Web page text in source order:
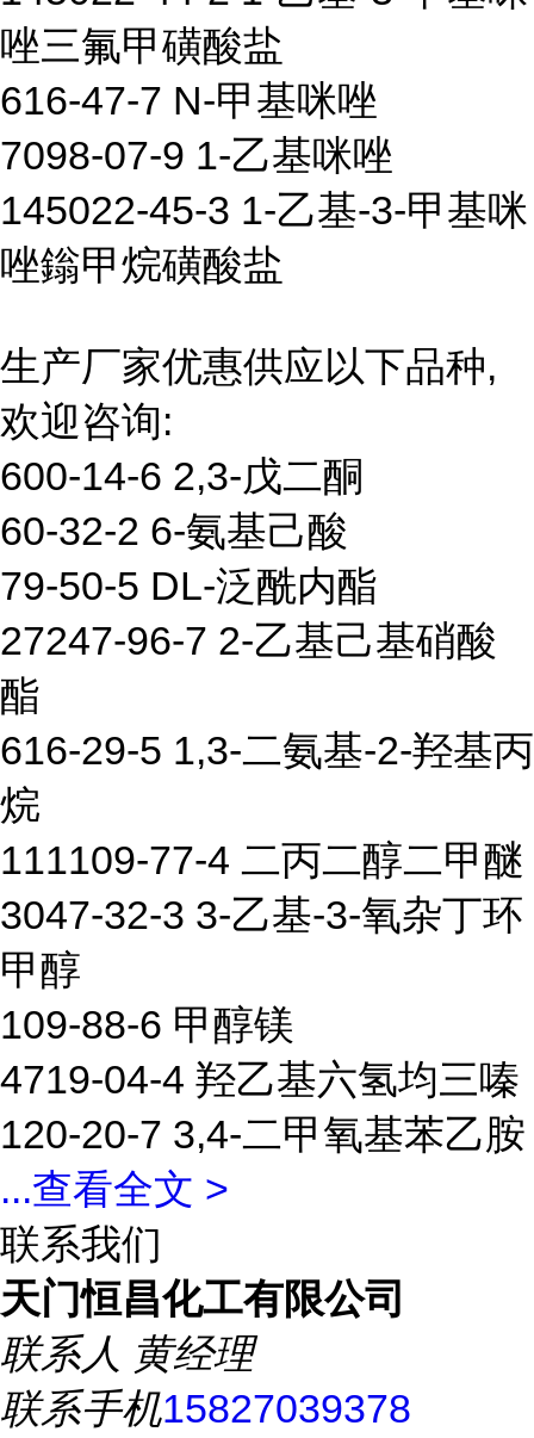
唑三氟甲磺酸盐
616-47-7 N-甲基咪唑
7098-07-9 1-乙基咪唑
145022-45-3 1-乙基-3-甲基咪
唑鎓甲烷磺酸盐
生产厂家优惠供应以下品种,
欢迎咨询:
600-14-6 2,3-戊二酮
60-32-2 6-氨基己酸
79-50-5 DL-泛酰内酯
27247-96-7 2-乙基己基硝酸
酯
616-29-5 1,3-二氨基-2-羟基丙
烷
111109-77-4 二丙二醇二甲醚
3047-32-3 3-乙基-3-氧杂丁环
甲醇
109-88-6 甲醇镁
4719-04-4 羟乙基六氢均三嗪
120-20-7 3,4-二甲氧基苯乙胺
...查看全文 >
联系我们
天门恒昌化工有限公司
联系人 黄经理
联系手机15827039378